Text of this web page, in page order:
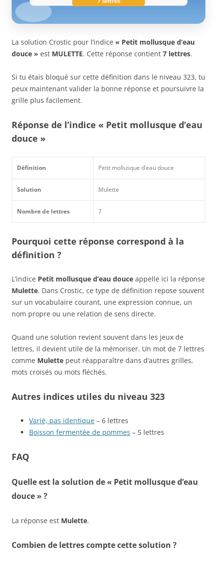
La solution Crostic pour l’indice « Petit mollusque d’eau
douce » est MULETTE. Cette réponse contient 7 lettres.
Si tu étais bloqué sur cette définition dans le niveau 323, tu
peux maintenant valider la bonne réponse et poursuivre la
grille plus facilement.
Réponse de l’indice « Petit mollusque d’eau
douce »
Définition Petit mollusque d’eau douce
Solution Mulette
Nombre de lettres 7
Pourquoi cette réponse correspond à la
définition ?
L’indice Petit mollusque d’eau douce appelle ici la réponse
Mulette. Dans Crostic, ce type de définition repose souvent
sur un vocabulaire courant, une expression connue, un
nom propre ou une relation de sens directe.
Quand une solution revient souvent dans les jeux de
lettres, il devient utile de la mémoriser. Un mot de 7 lettres
comme Mulette peut réapparaître dans d’autres grilles,
mots croisés ou mots fléchés.
Autres indices utiles du niveau 323
Varié, pas identique – 6 lettres
Boisson fermentée de pommes – 5 lettres
FAQ
Quelle est la solution de « Petit mollusque d’eau
douce » ?
La réponse est Mulette.
Combien de lettres compte cette solution ?